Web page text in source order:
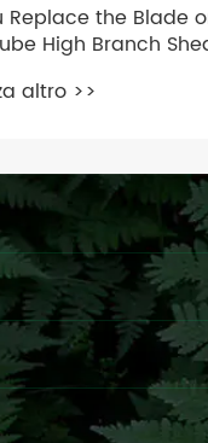
Replace the Blade
High Branch
altro >>